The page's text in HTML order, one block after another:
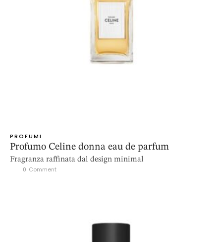
PROFUMI
Profumo Celine donna eau de parfum
Fragranza raffinata dal design minimal
0 Comment